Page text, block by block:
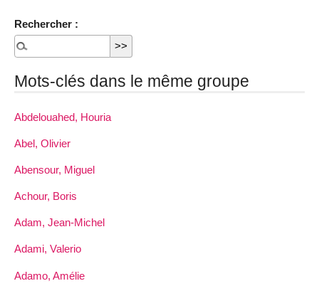
Rechercher :
Mots-clés dans le même groupe
Abdelouahed, Houria
Abel, Olivier
Abensour, Miguel
Achour, Boris
Adam, Jean-Michel
Adami, Valerio
Adamo, Amélie